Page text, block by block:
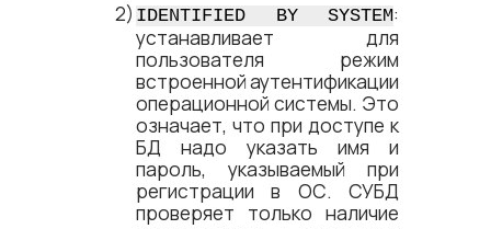
IDENTIFIED BY SYSTEM:
устанавливает для
пользователя режим
встроенной аутентификации
операционной системы. Это
означает, что при доступе к
БД надо указать имя и
пароль, указываемый при
регистрации в ОС. СУБД
проверяет только наличие